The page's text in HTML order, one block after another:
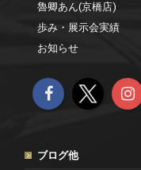
魯卿あん(京橋店)
歩み・展示会実績
お知らせ
ブログ他